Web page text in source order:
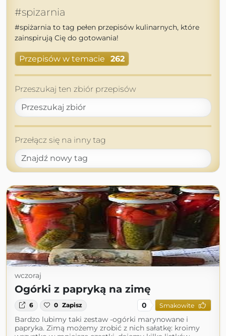
#spizarnia
#spiżarnia to tag pełen przepisów kulinarnych, które
zainspirują Cię do gotowania!
Przepisów w temacie 262
Przeszukaj ten zbiór przepisów
Przełącz się na inny tag
wczoraj
Ogórki z papryką na zimę
6 0 Zapisz 0 Smakowite
Bardzo lubimy taki zestaw -ogórki marynowane i
papryka. Zimą możemy zrobić z nich sałatkę: kroimy